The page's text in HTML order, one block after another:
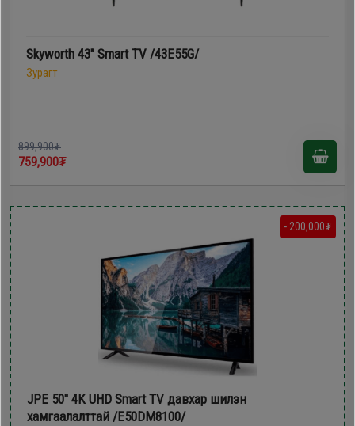
Skyworth 43" Smart TV /43E55G/
Зурагт
899,900₮
759,900₮
- 200,000₮
JPE 50'' 4K UHD Smart TV давхар шилэн
хамгаалалттай /E50DM8100/